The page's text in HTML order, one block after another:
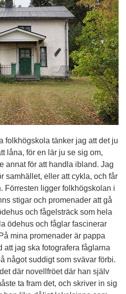
folkhögskola tänker jag att det ju
låna, för en lär ju se sig om,
annat för att handla ibland. Jag
samhället, eller att cykla, och får
Förresten ligger folkhögskolan i
stigar och promenader att gå
och fågelsträck som hela
ödehus och fåglar fascinerar
mina promenader är pappa
att jag ska fotografera fåglarna
något suddigt som svävar förbi.
där novellfröet där han själv
ta fram det, och skriver in sig